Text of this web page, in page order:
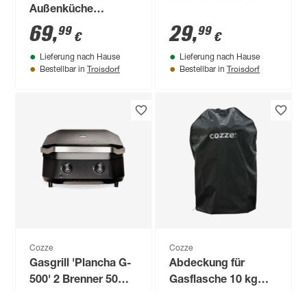
Außenküche
schwarz 520 x 290 x
100 cm
69,99 €
Lieferung nach Hause
Bestellbar in Troisdorf
29,99 €
Lieferung nach Hause
Bestellbar in Troisdorf
Cozze
Gasgrill 'Plancha G-
500' 2 Brenner 50
Cozze
Abdeckung für
Gasflasche 10 kg